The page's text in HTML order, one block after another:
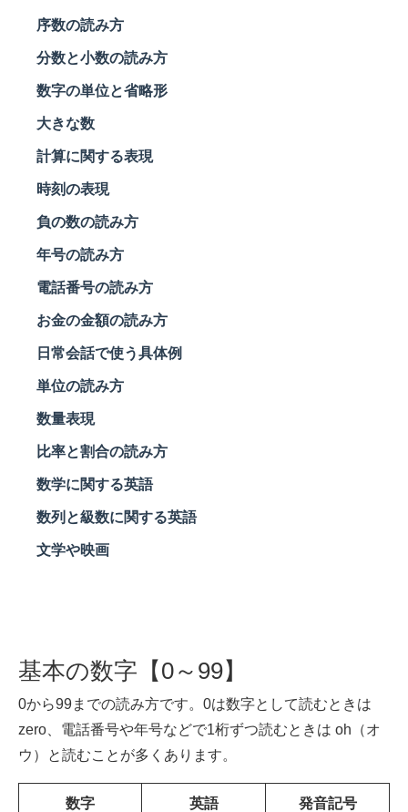
序数の読み方
分数と小数の読み方
数字の単位と省略形
大きな数
計算に関する表現
時刻の表現
負の数の読み方
年号の読み方
電話番号の読み方
お金の金額の読み方
日常会話で使う具体例
単位の読み方
数量表現
比率と割合の読み方
数学に関する英語
数列と級数に関する英語
文学や映画
基本の数字【0～99】
0から99までの読み方です。0は数字として読むときは
zero、電話番号や年号などで1桁ずつ読むときは oh（オ
ウ）と読むことが多くあります。
数字 英語 発音記号